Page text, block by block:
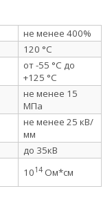
не менее 400%
120 °C
от -55 °C до
+125 °C
не менее 15
МПа
не менее 25 кВ/
мм
до 35кВ
1014 Ом*см